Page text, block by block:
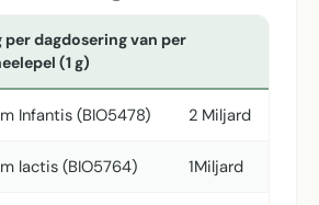
dagdosering van per
(1 g)
Infantis (BIO5478) 2 Miljard
lactis (BIO5764) 1Miljard